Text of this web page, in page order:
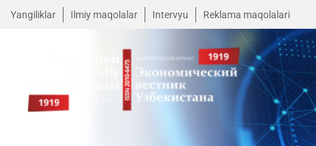
Yangiliklar Ilmiy maqolalar Intervyu Reklama maqolalari